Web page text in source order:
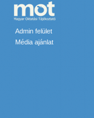
Admin felület
Média ajánlat